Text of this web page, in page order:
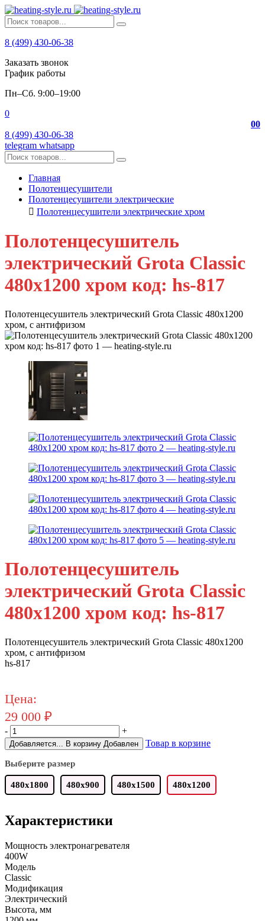
8 (499) 430-06-38
Заказать звонок
График работы
Пн–Сб. 9:00–19:00
0
00
8 (499) 430-06-38
telegram whatsapp
Главная
Полотенцесушители
Полотенцесушители электрические
Полотенцесушители электрические хром
Полотенцесушитель
электрический Grota Classic
480x1200 хром код: hs-817
Полотенцесушитель электрический Grota Classic 480х1200
хром, с антифризом
Полотенцесушитель
электрический Grota Classic
480x1200 хром код: hs-817
Полотенцесушитель электрический Grota Classic 480х1200
хром, с антифризом
hs-817
Цена:
29 000 ₽
- +
Добавляется... В корзину Добавлен Товар в корзине
Выберите размер
480x1800 480x900 480x1500 480x1200
Характеристики
Мощность электронагревателя
400W
Модель
Classic
Модификация
Электрический
Высота, мм